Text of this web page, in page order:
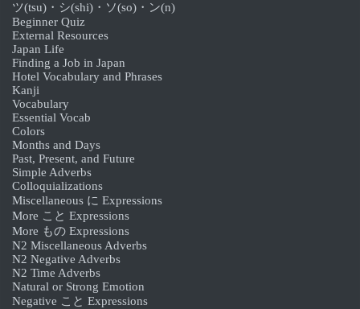
ツ(tsu)・シ(shi)・ソ(so)・ン(n)
Beginner Quiz
External Resources
Japan Life
Finding a Job in Japan
Hotel Vocabulary and Phrases
Kanji
Vocabulary
Essential Vocab
Colors
Months and Days
Past, Present, and Future
Simple Adverbs
Colloquializations
Miscellaneous に Expressions
More こと Expressions
More もの Expressions
N2 Miscellaneous Adverbs
N2 Negative Adverbs
N2 Time Adverbs
Natural or Strong Emotion
Negative こと Expressions